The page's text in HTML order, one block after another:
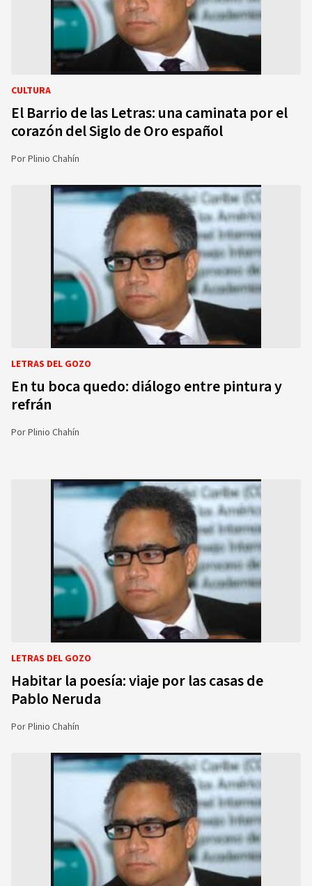
CULTURA
El Barrio de las Letras: una caminata por el
corazón del Siglo de Oro español
PorPlinio Chahín
LETRAS DEL GOZO
En tu boca quedo: diálogo entre pintura y
refrán
PorPlinio Chahín
LETRAS DEL GOZO
Habitar la poesía: viaje por las casas de
Pablo Neruda
PorPlinio Chahín